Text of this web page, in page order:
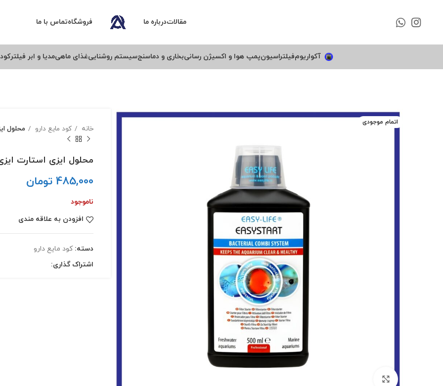
مقالاتدرباره ما فروشگاهتماس با ما
آکواریومفیلتراسیونپمپ هوا و اکسیژن رسانیبخاری و دماسنجسیستم روشناییغذای ماهیمدیا و ابر فیلتر
اتمام موجودی
خانه کود مایع دارو محلول
محلول ایزی استارت ایزی
485,000 تومان
ناموجود
افزودن به علاقه مندی
دسته: کود مایع دارو
اشتراک گذاری: